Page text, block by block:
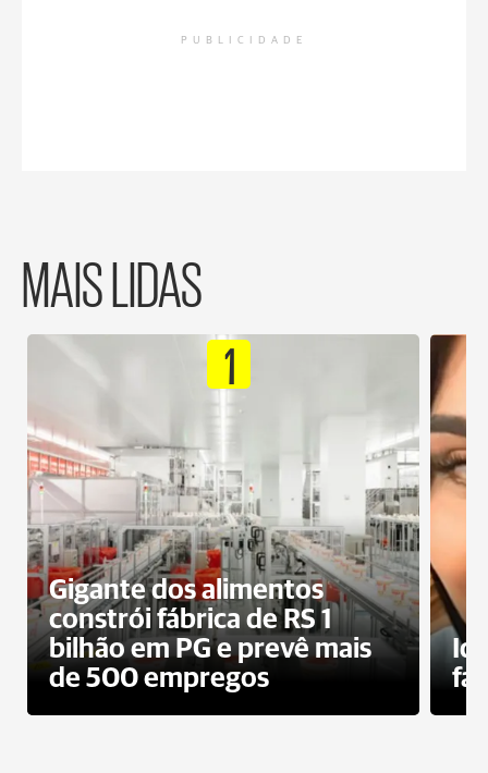
PUBLICIDADE
MAIS LIDAS
1
Gigante dos alimentos
constrói fábrica de RS 1
bilhão em PG e prevê mais
de 500 empregos